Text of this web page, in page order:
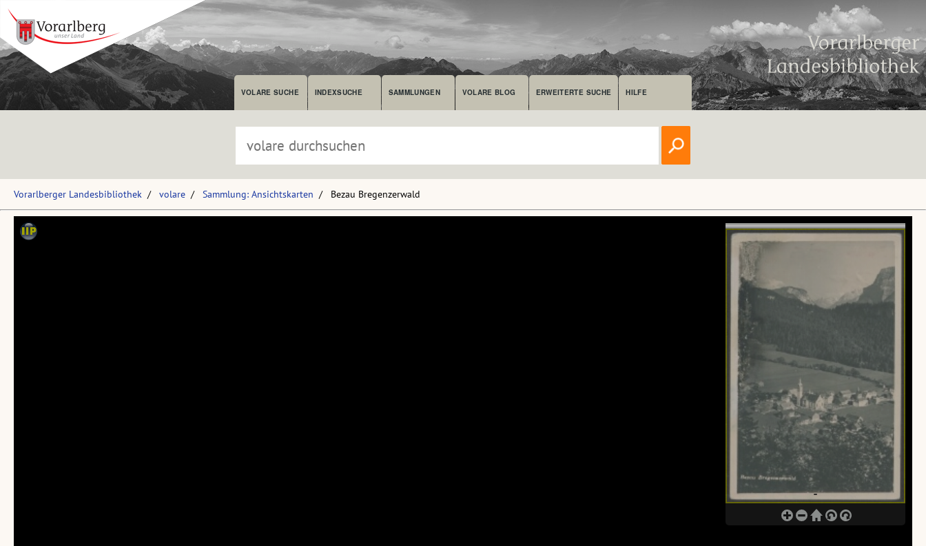
VOLARE SUCHE INDEXSUCHE SAMMLUNGEN VOLARE BLOG ERWEITERTE SUCHE HILFE
Vorarlberger Landesbibliothek volare Sammlung: Ansichtskarten Bezau Bregenzerwald